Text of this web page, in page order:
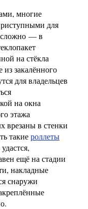
многие
для
— в
на стёкла
закалённого
для владельцев
на окна
этажа
врезаны в стенки
такиероллеты
ещё на стадии
накладные
снаружи